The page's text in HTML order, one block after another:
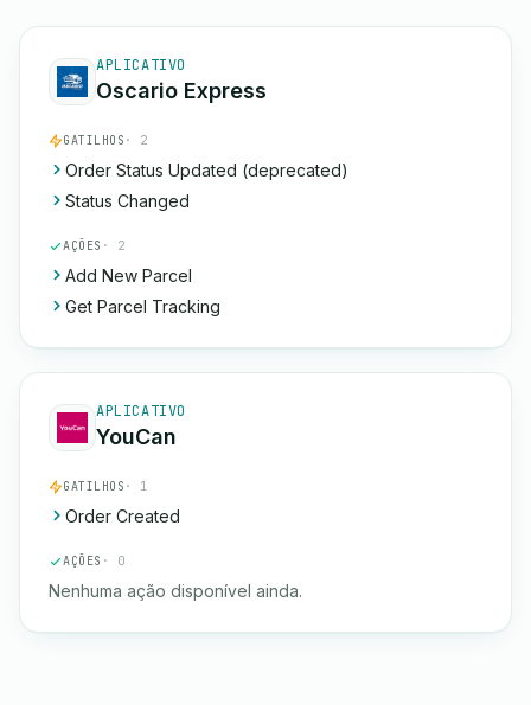
APLICATIVO
Oscario Express
GATILHOS · 2
Order Status Updated (deprecated)
Status Changed
AÇÕES · 2
Add New Parcel
Get Parcel Tracking
APLICATIVO
YouCan
GATILHOS · 1
Order Created
AÇÕES · 0
Nenhuma ação disponível ainda.